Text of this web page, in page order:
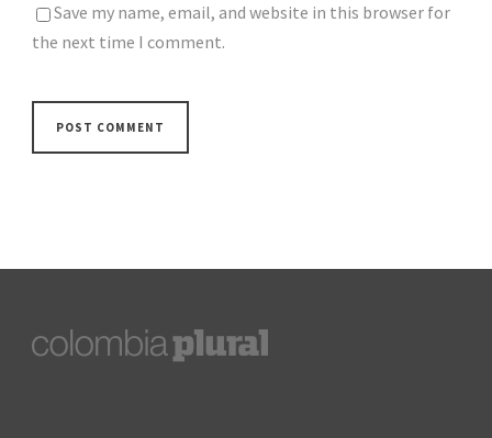
Save my name, email, and website in this browser for
the next time I comment.